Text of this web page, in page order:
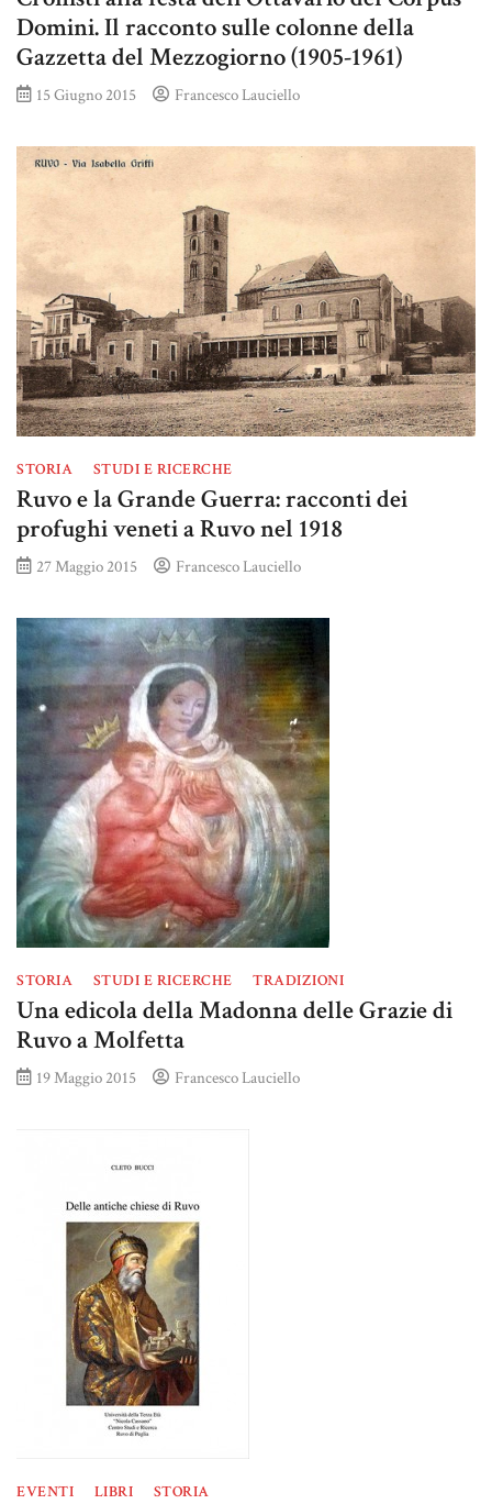
Domini. Il racconto sulle colonne della
Gazzetta del Mezzogiorno (1905-1961)
15 Giugno 2015 Francesco Lauciello
STORIA STUDI E RICERCHE
Ruvo e la Grande Guerra: racconti dei
profughi veneti a Ruvo nel 1918
27 Maggio 2015 Francesco Lauciello
STORIA STUDI E RICERCHE TRADIZIONI
Una edicola della Madonna delle Grazie di
Ruvo a Molfetta
19 Maggio 2015 Francesco Lauciello
EVENTI LIBRI STORIA